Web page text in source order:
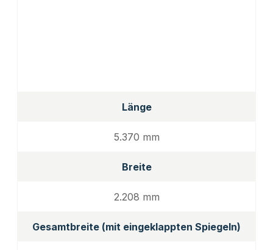
Länge
5.370 mm
Breite
2.208 mm
Gesamtbreite (mit eingeklappten Spiegeln)